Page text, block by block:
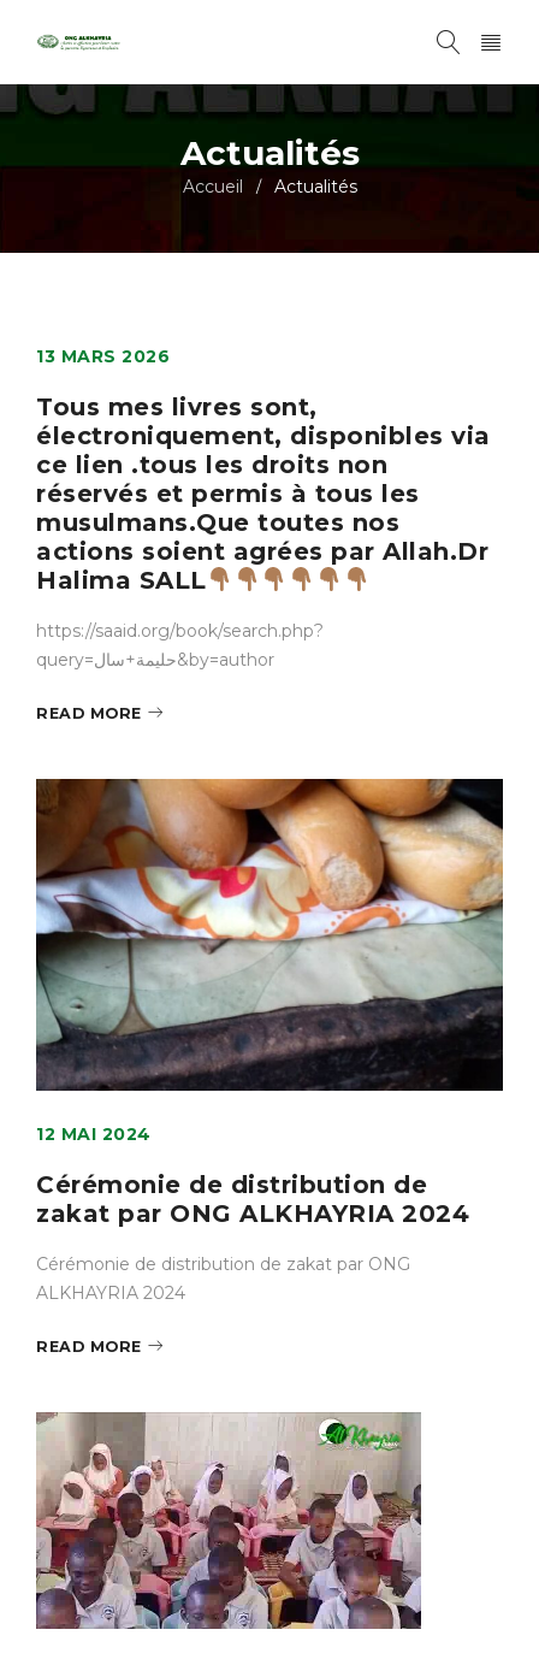
Actualités
Accueil / Actualités
13 MARS 2026
Tous mes livres sont,
électroniquement, disponibles via
ce lien .tous les droits non
réservés et permis à tous les
musulmans.Que toutes nos
actions soient agrées par Allah.Dr
Halima SALL
https://saaid.org/book/search.php?
query=حليمة+سال&by=author
READ MORE
12 MAI 2024
Cérémonie de distribution de
zakat par ONG ALKHAYRIA 2024
Cérémonie de distribution de zakat par ONG
ALKHAYRIA 2024
READ MORE